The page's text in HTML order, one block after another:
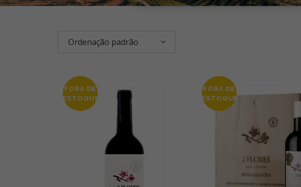
Ordenação padrão
FORA DE
ESTOQUE
FORA DE
ESTOQUE